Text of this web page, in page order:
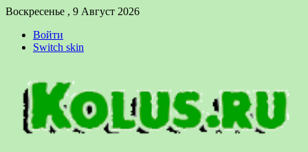
Воскресенье , 9 Август 2026
Войти
Switch skin